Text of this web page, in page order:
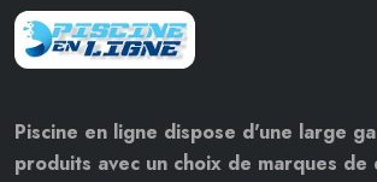
Piscine en ligne dispose d'une large
produits avec un choix de marques